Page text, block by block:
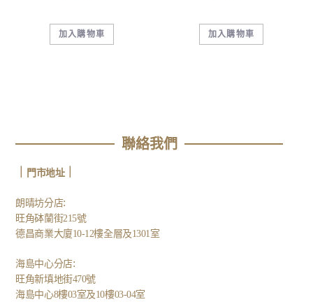
加入購物車 加入購物車
聯絡我們
門市地址｜
朗晴坊分店:
旺角砵蘭街215號
德昌商業大廈10-12樓全層及1301室
海島中心分店:
旺角新填地街470號
海島中心8樓03室及10樓03-04室